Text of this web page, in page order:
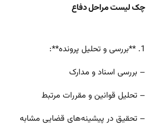
چک لیست مراحل دفاع
1. **بررسی و تحلیل پرونده**:
– بررسی اسناد و مدارک
– تحلیل قوانین و مقررات مرتبط
– تحقیق در پیشینه‌های قضایی مشابه